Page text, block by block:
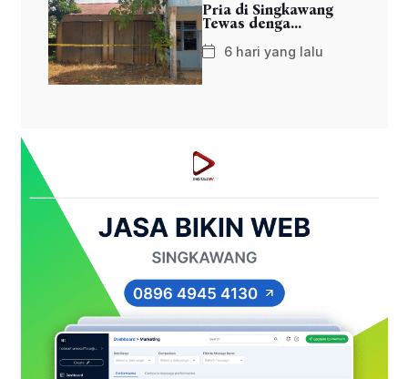
Pria di Singkawang
Tewas denga...
6 hari yang lalu